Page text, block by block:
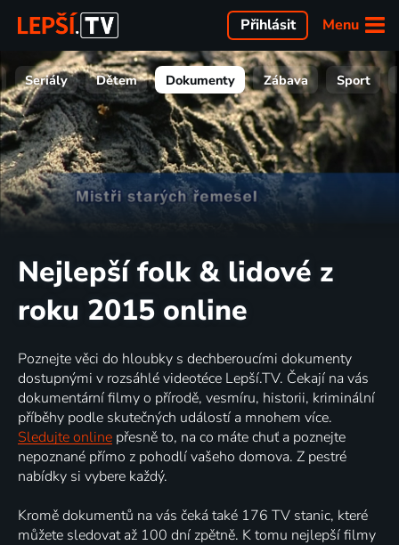
Menu
Přihlásit
Seriály Dětem Dokumenty Zábava Sport
Nejlepší folk & lidové z
roku 2015 online
Poznejte věci do hloubky s dechberoucími dokumenty
dostupnými v rozsáhlé videotéce Lepší.TV. Čekají na vás
dokumentární filmy o přírodě, vesmíru, historii, kriminální
příběhy podle skutečných událostí a mnohem více.
Sledujte online přesně to, na co máte chuť a poznejte
nepoznané přímo z pohodlí vašeho domova. Z pestré
nabídky si vybere každý.
Kromě dokumentů na vás čeká také 176 TV stanic, které
můžete sledovat až 100 dní zpětně. K tomu nejlepší filmy